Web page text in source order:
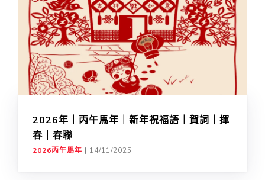
2026年｜丙午馬年｜新年祝福語｜賀詞｜揮
春｜春聯
2026丙午馬年 | 14/11/2025